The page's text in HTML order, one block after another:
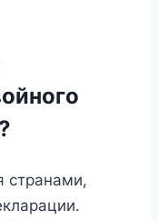
странами,